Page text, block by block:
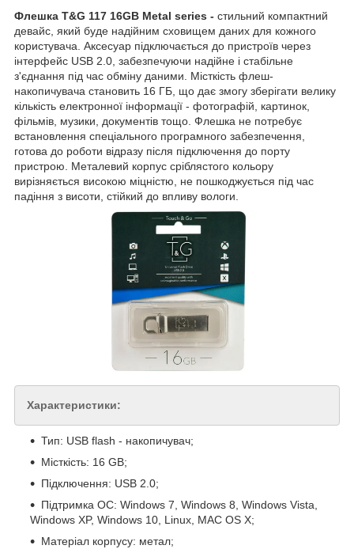
Флешка T&G 117 16GB Metal series - стильний компактний
девайс, який буде надійним сховищем даних для кожного
користувача. Аксесуар підключається до пристроїв через
інтерфейс USB 2.0, забезпечуючи надійне і стабільне
з'єднання під час обміну даними. Місткість флеш-
накопичувача становить 16 ГБ, що дає змогу зберігати велику
кількість електронної інформації - фотографій, картинок,
фільмів, музики, документів тощо. Флешка не потребує
встановлення спеціального програмного забезпечення,
готова до роботи відразу після підключення до порту
пристрою. Металевий корпус сріблястого кольору
вирізняється високою міцністю, не пошкоджується під час
падіння з висоти, стійкий до впливу вологи.
Характеристики:
Тип: USB flash - накопичувач;
Місткість: 16 GB;
Підключення: USB 2.0;
Підтримка ОС: Windows 7, Windows 8, Windows Vista,
Windows XP, Windows 10, Linux, MAC OS X;
Матеріал корпусу: метал;